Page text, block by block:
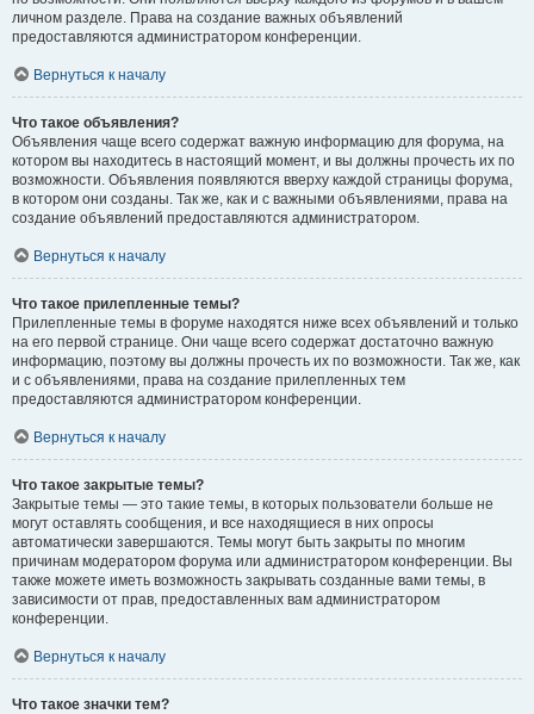
личном разделе. Права на создание важных объявлений
предоставляются администратором конференции.
Вернуться к началу
Что такое объявления?
Объявления чаще всего содержат важную информацию для форума, на
котором вы находитесь в настоящий момент, и вы должны прочесть их по
возможности. Объявления появляются вверху каждой страницы форума,
в котором они созданы. Так же, как и с важными объявлениями, права на
создание объявлений предоставляются администратором.
Вернуться к началу
Что такое прилепленные темы?
Прилепленные темы в форуме находятся ниже всех объявлений и только
на его первой странице. Они чаще всего содержат достаточно важную
информацию, поэтому вы должны прочесть их по возможности. Так же, как
и с объявлениями, права на создание прилепленных тем
предоставляются администратором конференции.
Вернуться к началу
Что такое закрытые темы?
Закрытые темы — это такие темы, в которых пользователи больше не
могут оставлять сообщения, и все находящиеся в них опросы
автоматически завершаются. Темы могут быть закрыты по многим
причинам модератором форума или администратором конференции. Вы
также можете иметь возможность закрывать созданные вами темы, в
зависимости от прав, предоставленных вам администратором
конференции.
Вернуться к началу
Что такое значки тем?